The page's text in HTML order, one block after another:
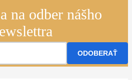
na odber nášho
ODOBERAŤ